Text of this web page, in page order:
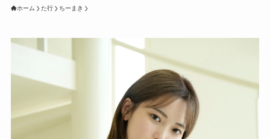
ホーム た行 ちーまき